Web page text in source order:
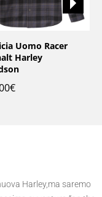
Uomo Racer
Harley
€
Harley,ma saremo